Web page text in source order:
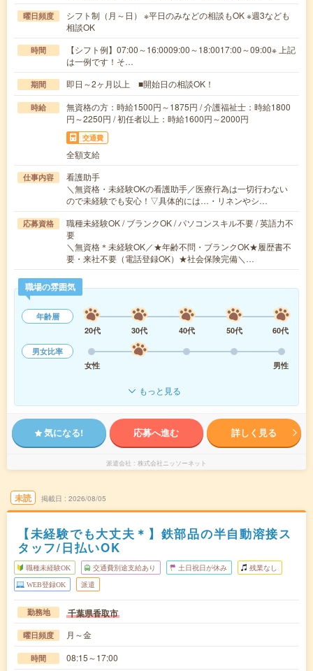
曜日頻度
シフト制（月～日） ※平日のみなどの相談もOK ※週3なども
相談OK
時間
【シフト例】07:00～16:0009:00～18:0017:00～09:00※ 上記
は一例です！そ…
期間 即日～2ヶ月以上 ■開始日の相談OK！
時給
無資格の方：時給1500円～1875円 / 介護福祉士：時給1800
円～2250円 / 初任者以上：時給1600円～2000円
交通費
全額支給
仕事内容
看護助手
＼無資格・未経験OKの看護助手／医療行為は一切行わない
ので未経験でも安心！▽具体的には…・リネンやシ…
応募資格
職種未経験OK / ブランクOK / パソコンスキル不要 / 英語力不
要
＼無資格＊未経験OK／★年齢不問・ブランクOK★履歴書不
要・来社不要（電話登録OK）★社会保険完備＼…
職場の雰囲気
年齢層
20代
30代 40代 50代
60代
男女比率
女性
男性
もっと見る
気になる! 応募へ進む 詳しく見る
派遣会社 株式会社ニッソーネット
未読 掲載日 2026/08/05
【未経験でも大丈夫＊】鉄部品の半自動溶接ス
タッフ/日払いOK
職種未経験OK 交通費別途支給あり 土日祝日が休み 残業なし
WEB登録OK 派遣
勤務地 千葉県香取市
曜日頻度 月～金
時間 08:15～17:00